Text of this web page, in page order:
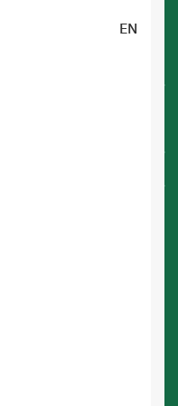
EN
لديك استفسار
المملكة العربية السعودية